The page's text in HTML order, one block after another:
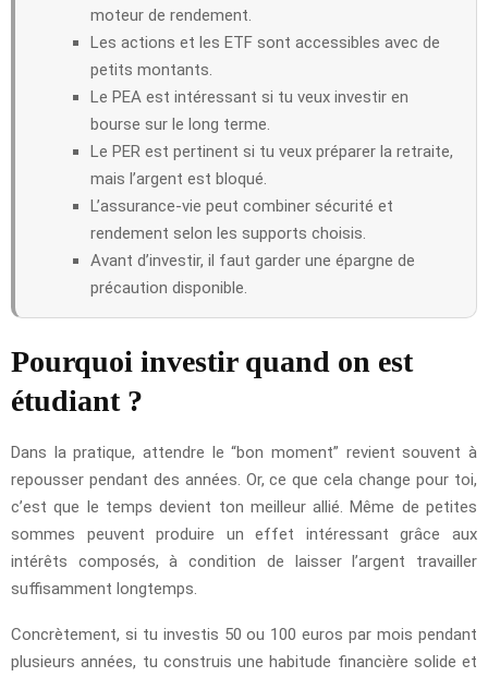
moteur de rendement.
Les actions et les ETF sont accessibles avec de
petits montants.
Le PEA est intéressant si tu veux investir en
bourse sur le long terme.
Le PER est pertinent si tu veux préparer la retraite,
mais l’argent est bloqué.
L’assurance-vie peut combiner sécurité et
rendement selon les supports choisis.
Avant d’investir, il faut garder une épargne de
précaution disponible.
Pourquoi investir quand on est
étudiant ?
Dans la pratique, attendre le “bon moment” revient souvent à
repousser pendant des années. Or, ce que cela change pour toi,
c’est que le temps devient ton meilleur allié. Même de petites
sommes peuvent produire un effet intéressant grâce aux
intérêts composés, à condition de laisser l’argent travailler
suffisamment longtemps.
Concrètement, si tu investis 50 ou 100 euros par mois pendant
plusieurs années, tu construis une habitude financière solide et